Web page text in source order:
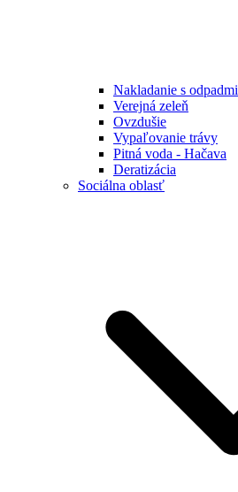
Nakladanie s odpadmi
Verejná zeleň
Ovzdušie
Vypaľovanie trávy
Pitná voda - Hačava
Deratizácia
Sociálna oblasť